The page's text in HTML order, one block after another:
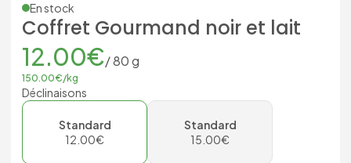
En stock
Coffret Gourmand noir et lait
12.00€/80g
150.00€/kg
Déclinaisons
Standard
12.00€
Standard
15.00€